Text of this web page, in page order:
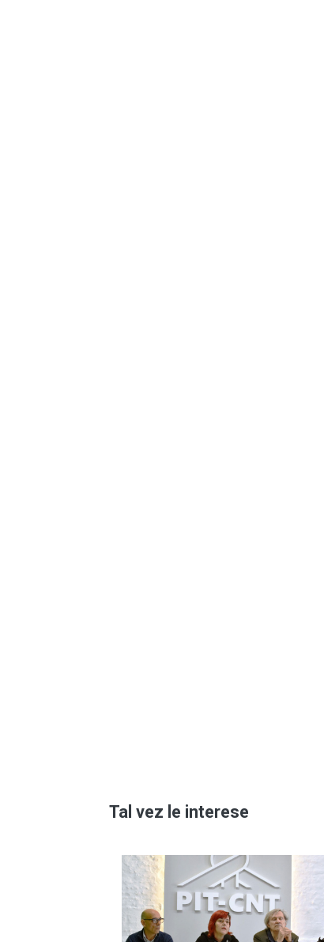
Tal vez le interese
Imagen